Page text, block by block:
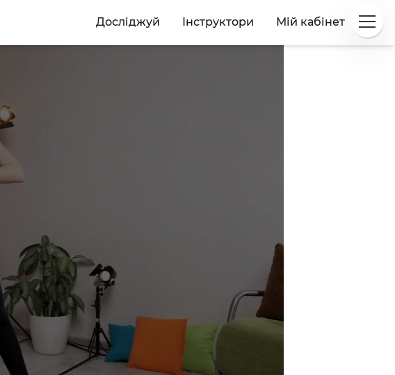
Досліджуй Інструктори Мій кабінет